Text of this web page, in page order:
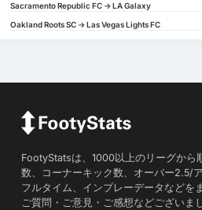
Sacramento Republic FC -> LA Galaxy
Oakland Roots SC -> Las Vegas Lights FC
FootyStatsは、1000以上のリーグから
数、コーナーキック数、オーバー2.5/
フルタイム、インプレーデータなどを
ご質問・ご意見・ご感想などございま